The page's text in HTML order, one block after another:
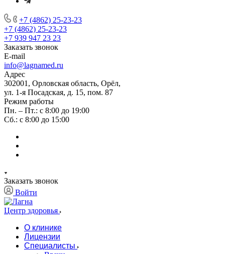
+7 (4862) 25-23-23
+7 (4862) 25-23-23
+7 939 947 23 23
Заказать звонок
E-mail
info@lagnamed.ru
Адрес
302001, Орловская область, Орёл,
ул. 1-я Посадская, д. 15, пом. 87
Режим работы
Пн. – Пт.: с 8:00 до 19:00
Сб.: с 8:00 до 15:00
Заказать звонок
Войти
Центр здоровья
О клинике
Лицензии
Специалисты